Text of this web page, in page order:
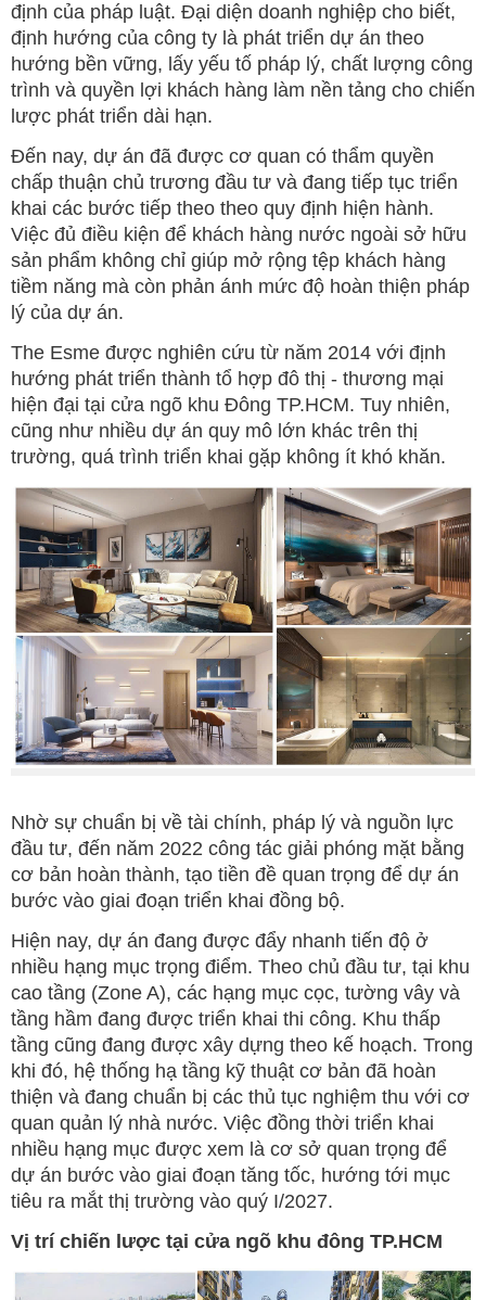
định của pháp luật. Đại diện doanh nghiệp cho biết,
định hướng của công ty là phát triển dự án theo
hướng bền vững, lấy yếu tố pháp lý, chất lượng công
trình và quyền lợi khách hàng làm nền tảng cho chiến
lược phát triển dài hạn.
Đến nay, dự án đã được cơ quan có thẩm quyền
chấp thuận chủ trương đầu tư và đang tiếp tục triển
khai các bước tiếp theo theo quy định hiện hành.
Việc đủ điều kiện để khách hàng nước ngoài sở hữu
sản phẩm không chỉ giúp mở rộng tệp khách hàng
tiềm năng mà còn phản ánh mức độ hoàn thiện pháp
lý của dự án.
The Esme được nghiên cứu từ năm 2014 với định
hướng phát triển thành tổ hợp đô thị - thương mại
hiện đại tại cửa ngõ khu Đông TP.HCM. Tuy nhiên,
cũng như nhiều dự án quy mô lớn khác trên thị
trường, quá trình triển khai gặp không ít khó khăn.
Nhờ sự chuẩn bị về tài chính, pháp lý và nguồn lực
đầu tư, đến năm 2022 công tác giải phóng mặt bằng
cơ bản hoàn thành, tạo tiền đề quan trọng để dự án
bước vào giai đoạn triển khai đồng bộ.
Hiện nay, dự án đang được đẩy nhanh tiến độ ở
nhiều hạng mục trọng điểm. Theo chủ đầu tư, tại khu
cao tầng (Zone A), các hạng mục cọc, tường vây và
tầng hầm đang được triển khai thi công. Khu thấp
tầng cũng đang được xây dựng theo kế hoạch. Trong
khi đó, hệ thống hạ tầng kỹ thuật cơ bản đã hoàn
thiện và đang chuẩn bị các thủ tục nghiệm thu với cơ
quan quản lý nhà nước. Việc đồng thời triển khai
nhiều hạng mục được xem là cơ sở quan trọng để
dự án bước vào giai đoạn tăng tốc, hướng tới mục
tiêu ra mắt thị trường vào quý I/2027.
Vị trí chiến lược tại cửa ngõ khu đông TP.HCM